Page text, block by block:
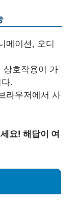
메이션, 오디
상호작용이 가
.
라우저에서 사
요! 해답이 여